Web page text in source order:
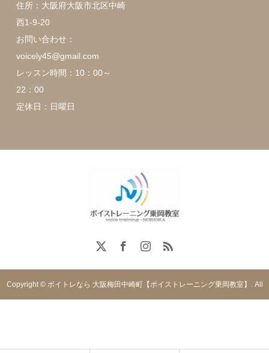
住所：大阪府大阪市北区中崎
西1-9-20
お問い合わせ：
voicely45@gmail.com
レッスン時間：10：00～
22：00
定休日：日曜日
Copyright © ボイトレなら 大阪梅田中崎町【ボイストレーニング乗岡教室】. All